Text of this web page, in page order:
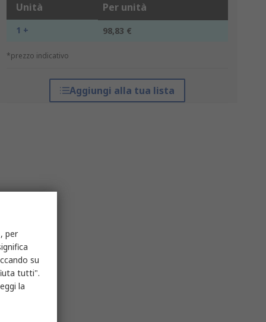
Unità Per unità
1 + 98,83 €
*prezzo indicativo
Aggiungi alla tua lista
per
su
tutti".
la